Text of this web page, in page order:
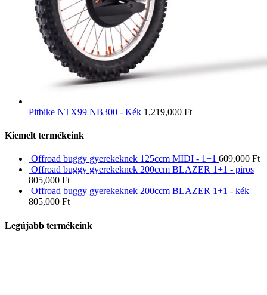
Pitbike NTX99 NB300 - Kék 1,219,000 Ft
Kiemelt termékeink
Offroad buggy gyerekeknek 125ccm MIDI - 1+1 609,000 Ft
Offroad buggy gyerekeknek 200ccm BLAZER 1+1 - piros
805,000 Ft
Offroad buggy gyerekeknek 200ccm BLAZER 1+1 - kék
805,000 Ft
Legújabb termékeink